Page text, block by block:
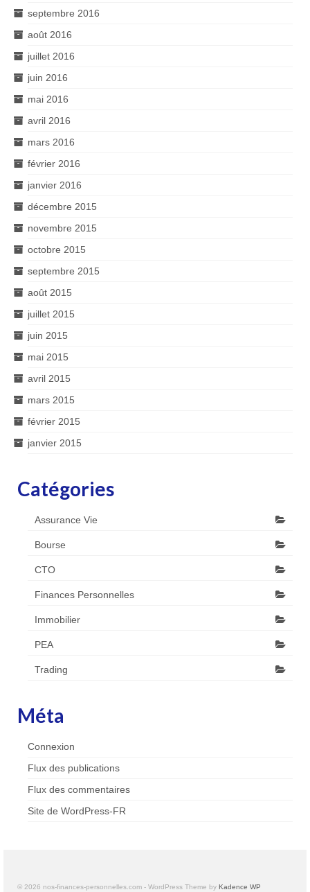
septembre 2016
août 2016
juillet 2016
juin 2016
mai 2016
avril 2016
mars 2016
février 2016
janvier 2016
décembre 2015
novembre 2015
octobre 2015
septembre 2015
août 2015
juillet 2015
juin 2015
mai 2015
avril 2015
mars 2015
février 2015
janvier 2015
Catégories
Assurance Vie
Bourse
CTO
Finances Personnelles
Immobilier
PEA
Trading
Méta
Connexion
Flux des publications
Flux des commentaires
Site de WordPress-FR
© 2026 nos-finances-personnelles.com - WordPress Theme by Kadence WP